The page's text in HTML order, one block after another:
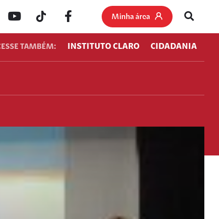
Minha área
TAMBÉM: INSTITUTO CLARO CIDADANIA